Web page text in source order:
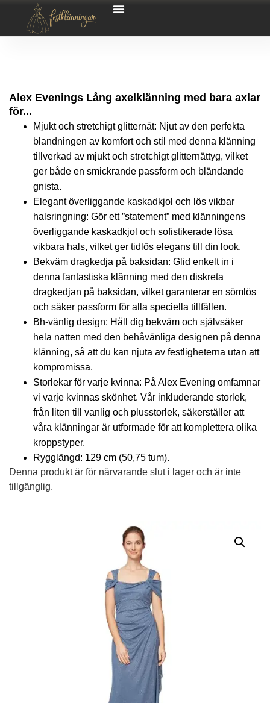
Alex Evenings Lång axelklänning med bara axlar
för...
Mjukt och stretchigt glitternät: Njut av den perfekta
blandningen av komfort och stil med denna klänning
tillverkad av mjukt och stretchigt glitternättyg, vilket
ger både en smickrande passform och bländande
gnista.
Elegant överliggande kaskadkjol och lös vikbar
halsringning: Gör ett ”statement” med klänningens
överliggande kaskadkjol och sofistikerade lösa
vikbara hals, vilket ger tidlös elegans till din look.
Bekväm dragkedja på baksidan: Glid enkelt in i
denna fantastiska klänning med den diskreta
dragkedjan på baksidan, vilket garanterar en sömlös
och säker passform för alla speciella tillfällen.
Bh-vänlig design: Håll dig bekväm och självsäker
hela natten med den behåvänliga designen på denna
klänning, så att du kan njuta av festligheterna utan att
kompromissa.
Storlekar för varje kvinna: På Alex Evening omfamnar
vi varje kvinnas skönhet. Vår inkluderande storlek,
från liten till vanlig och plusstorlek, säkerställer att
våra klänningar är utformade för att komplettera olika
kroppstyper.
Rygglängd: 129 cm (50,75 tum).
Denna produkt är för närvarande slut i lager och är inte
tillgänglig.